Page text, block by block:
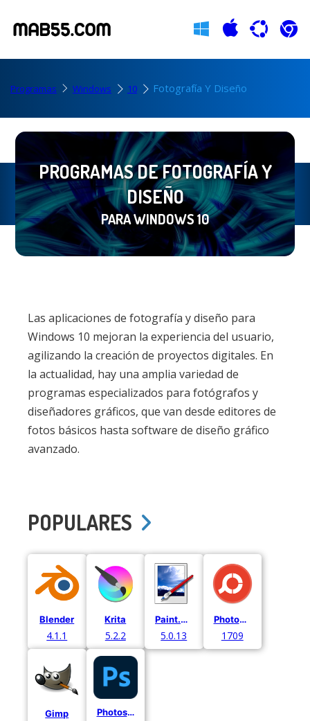
Programas Windows 10 Fotografía Y Diseño
PROGRAMAS DE FOTOGRAFÍA Y
DISEÑO
PARA WINDOWS 10
Las aplicaciones de fotografía y diseño para
Windows 10 mejoran la experiencia del usuario,
agilizando la creación de proyectos digitales. En
la actualidad, hay una amplia variedad de
programas especializados para fotógrafos y
diseñadores gráficos, que van desde editores de
fotos básicos hasta software de diseño gráfico
avanzado.
POPULARES
Blender
4.1.1
Krita
5.2.2
Paint.NET
5.0.13
PhotoScape X
1709
Gimp Photoshop Express